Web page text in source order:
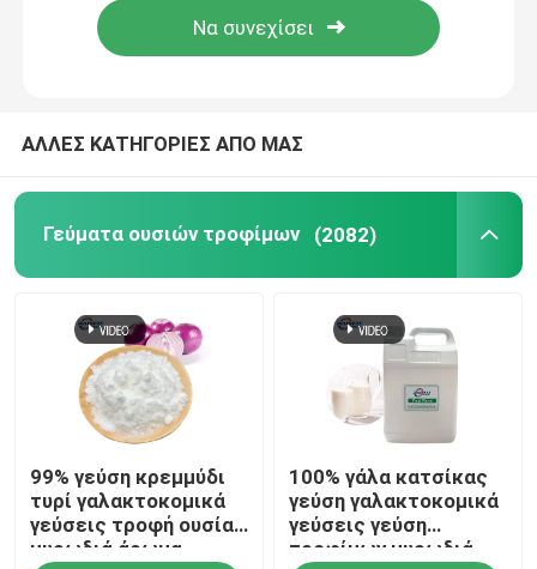
ΑΛΛΕΣ ΚΑΤΗΓΟΡΙΕΣ ΑΠΟ ΜΑΣ
Γεύματα ουσιών τροφίμων (2082)
99% γεύση κρεμμύδι
τυρί γαλακτοκομικά
γεύσεις τροφή ουσία
μυρωδιά άρωμα
100% γάλα κατσίκας
γεύση γαλακτοκομικά
γεύσεις γεύση
τροφίμων μυρωδιά